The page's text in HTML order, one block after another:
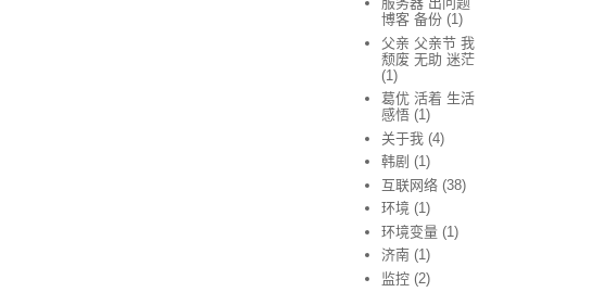
博客 备份 (1)
父亲 父亲节 我
颓废 无助 迷茫
(1)
葛优 活着 生活
感悟 (1)
关于我 (4)
韩剧 (1)
互联网络 (38)
环境 (1)
环境变量 (1)
济南 (1)
监控 (2)